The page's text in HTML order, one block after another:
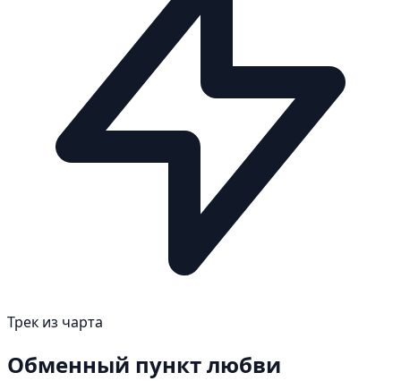
Трек из чарта
Обменный пункт любви